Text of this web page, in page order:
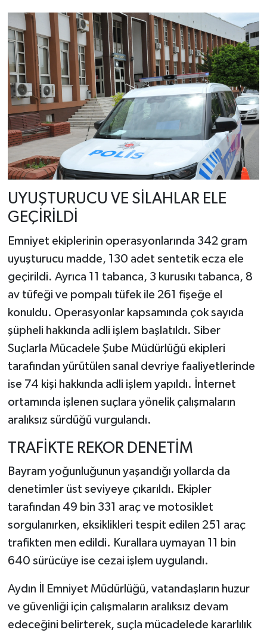
UYUŞTURUCU VE SİLAHLAR ELE
GEÇİRİLDİ
Emniyet ekiplerinin operasyonlarında 342 gram
uyuşturucu madde, 130 adet sentetik ecza ele
geçirildi. Ayrıca 11 tabanca, 3 kurusıkı tabanca, 8
av tüfeği ve pompalı tüfek ile 261 fişeğe el
konuldu. Operasyonlar kapsamında çok sayıda
şüpheli hakkında adli işlem başlatıldı. Siber
Suçlarla Mücadele Şube Müdürlüğü ekipleri
tarafından yürütülen sanal devriye faaliyetlerinde
ise 74 kişi hakkında adli işlem yapıldı. İnternet
ortamında işlenen suçlara yönelik çalışmaların
aralıksız sürdüğü vurgulandı.
TRAFİKTE REKOR DENETİM
Bayram yoğunluğunun yaşandığı yollarda da
denetimler üst seviyeye çıkarıldı. Ekipler
tarafından 49 bin 331 araç ve motosiklet
sorgulanırken, eksiklikleri tespit edilen 251 araç
trafikten men edildi. Kurallara uymayan 11 bin
640 sürücüye ise cezai işlem uygulandı.
Aydın İl Emniyet Müdürlüğü, vatandaşların huzur
ve güvenliği için çalışmaların aralıksız devam
edeceğini belirterek, suçla mücadelede kararlılık